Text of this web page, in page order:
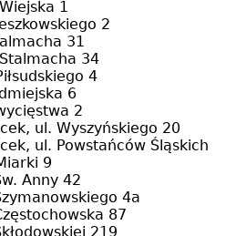
1
2
31
34
4
6
2
ul. Wyszyńskiego 20
ul. Powstańców Śląskich
9
Anny 42
4a
87
219